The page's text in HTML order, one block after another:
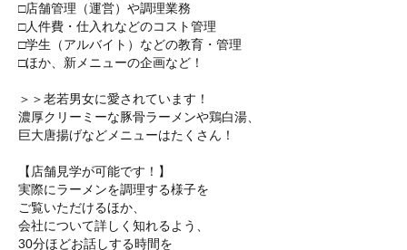
□店舗管理（運営）や調理業務
□人件費・仕入れなどのコスト管理
□学生（アルバイト）などの教育・管理
□ほか、新メニューの企画など！
＞＞老若男女に愛されています！
濃厚クリーミーな豚骨ラーメンや鶏白湯、
巨大唐揚げなどメニューはたくさん！
【店舗見学が可能です！】
実際にラーメンを調理する様子を
ご覧いただけるほか、
会社について詳しく知れるよう、
30分ほどお話しする時間を